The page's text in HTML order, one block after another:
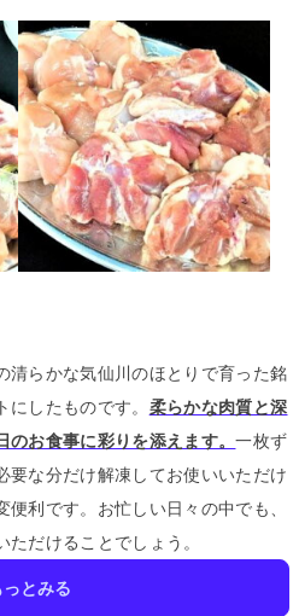
清らかな気仙川のほとりで育った銘
したものです。 柔らかな肉質と深
のお食事に彩りを添えます。一枚ず
要な分だけ解凍してお使いいただけ
利です。 お忙しい日々の中でも、
だけることでしょう。
っとみる